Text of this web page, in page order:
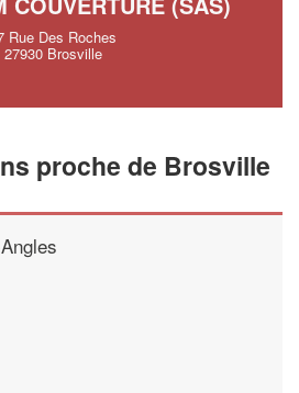
Rue Des Roches
27930 Brosville
proche de Brosville